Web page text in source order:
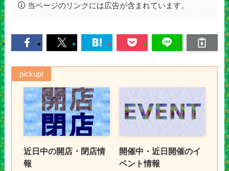
当ページのリンクには広告が含まれています。
pickup!
近日中の開店・閉店情
報
開催中・近日開催のイ
ベント情報